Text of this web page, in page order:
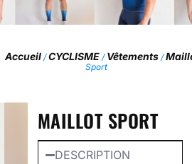
Accueil /CYCLISME / Vêtements /
Sport
MAILLOT SPORT
DESCRIPTION